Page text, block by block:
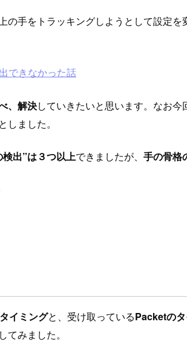
手をトラッキングしようとして設定を
できなかった話
、解決していきたいと思います。なお
ました。
出”は３つ以上できましたが、 手の骨格
イミングと、受け取っているPacketの
みました。